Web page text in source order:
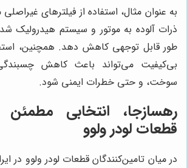
به عنوان مثال، استفاده از فیلترهای
ذرات آلوده به موتور و سیستم هیدرولیک
طور قابل توجهی کاهش دهد. همچنین،
بی‌کیفیت می‌تواند باعث کاهش
سوخت، و حتی خطرات ایمنی شود.
رهسازجا، انتخابی مطمئن
قطعات لودر ولوو
در میان تامین‌کنندگان قطعات لودر ولوو در